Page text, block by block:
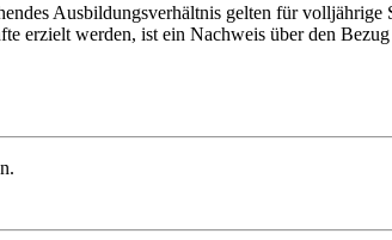
Ausbildungsverhältnis gelten für
erzielt werden, ist ein Nachweis über den